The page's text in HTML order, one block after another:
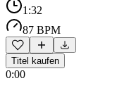
1:32
87 BPM
Titel kaufen
0:00